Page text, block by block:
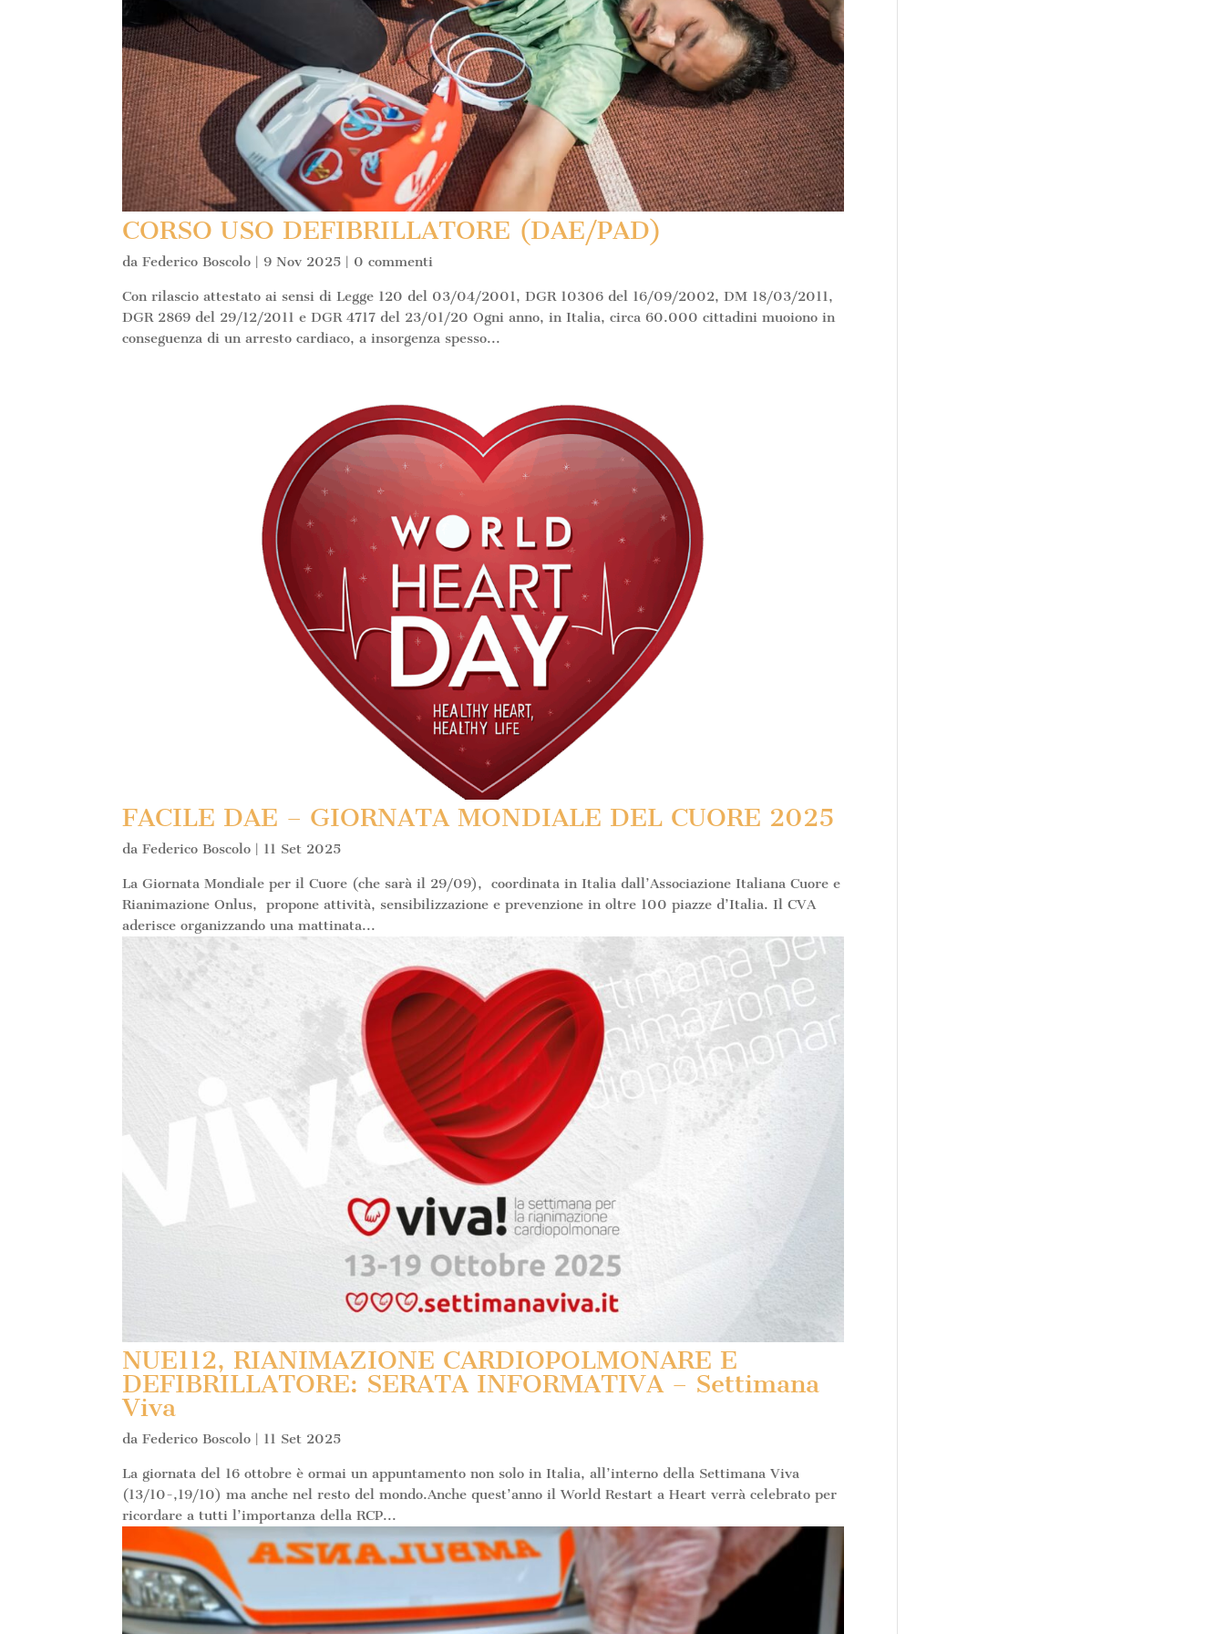
CORSO USO DEFIBRILLATORE (DAE/PAD)
daFederico Boscolo |9 Nov 2025 | 0 commenti
Con rilascio attestato ai sensi di Legge 120 del 03/04/2001, DGR 10306 del 16/09/2002, DM 18/03/2011,
DGR 2869 del 29/12/2011 e DGR 4717 del 23/01/20 Ogni anno, in Italia, circa 60.000 cittadini muoiono in
conseguenza di un arresto cardiaco, a insorgenza spesso...
FACILE DAE – GIORNATA MONDIALE DEL CUORE 2025
daFederico Boscolo 11 Set 2025
La Giornata Mondiale per il Cuore (che sarà il 29/09), coordinata in Italia dall’Associazione Italiana Cuore e
Rianimazione Onlus, propone attività, sensibilizzazione e prevenzione in oltre 100 piazze d’Italia. Il CVA
aderisce organizzando una mattinata...
NUE112, RIANIMAZIONE CARDIOPOLMONARE E
DEFIBRILLATORE: SERATA INFORMATIVA – Settimana
Viva
daFederico Boscolo 11 Set 2025
La giornata del 16 ottobre è ormai un appuntamento non solo in Italia, all’interno della Settimana Viva
(13/10-,19/10) ma anche nel resto del mondo.Anche quest’anno il World Restart a Heart verrà celebrato per
ricordare a tutti l’importanza della RCP...